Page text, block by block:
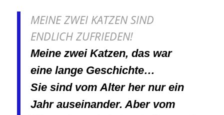
MEINE ZWEI KATZEN SIND
ENDLICH ZUFRIEDEN!
Meine zwei Katzen, das war
eine lange Geschichte…
Sie sind vom Alter her nur ein
Jahr auseinander. Aber vom